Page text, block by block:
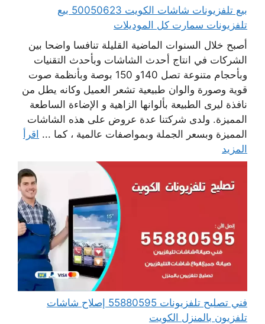
بيع تلفزيونات شاشات الكويت 50050623 بيع
تلفزيونات سمارت كل الموديلات
أصبح خلال السنوات الماضية القليلة تنافسا واضحا بين
الشركات في انتاج أحدث الشاشات وبأحدث التقنيات
وبأحجام متنوعة تصل 140و 150 بوصة وبأنظمة صوت
قوية وصورة والوان طبيعية تشعر العميل وكانه يطل من
نافذة ليرى الطبيعة بألوانها الزاهية و الإضاءة الساطعة
المميزة. ولدى شركتنا عدة عروض على هذه الشاشات
المميزة وبسعر الجملة وبمواصفات عالمية ، كما ... اقرأ
المزيد
فني تصليح تلفزيونات 55880595 إصلاح شاشات
تلفزيون بالمنزل الكويت